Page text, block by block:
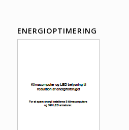
ENERGIOPTIMERING